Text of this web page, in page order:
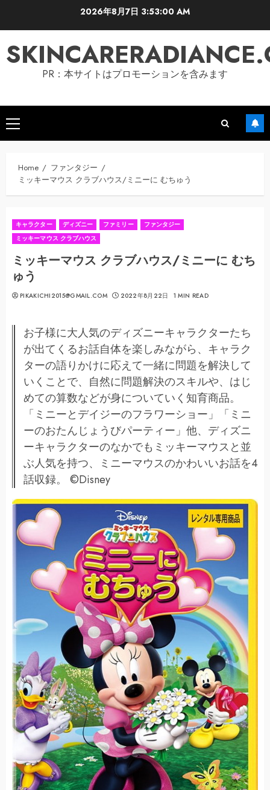
2026年8月7日3:53:01 AM
PR：本サイトはプロモーションを含みます
Primary
Menu
Home
ファンタジー
ミッキーマウス クラブハウス/ミニーに むちゅう
キャラクター ディズニー ファミリー
ファンタジー
ミッキーマウス クラブハウス
ミッキーマウス クラブハウス/ミニーに むち
ゅう
PIKAKICHI2015@GMAIL.COM 2022年8月22日 1 MIN READ
お子様に大人気のディズニーキャラクターたち
が出てくるお話自体を楽しみながら、キャラク
ターの語りかけに応えて一緒に問題を解決して
いくことで、自然に問題解決のスキルや、はじ
めての算数などが身についていく知育商品。
「ミニーとデイジーのフラワーショー」「ミニ
ーのおたんじょうびパーティー」他、ディズニ
ーキャラクターのなかでもミッキーマウスと並
ぶ人気を持つ、ミニーマウスのかわいいお話を4
話収録。 ©Disney